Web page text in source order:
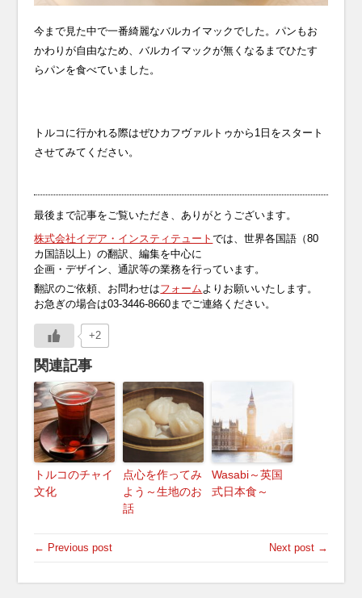
今まで見た中で一番綺麗なバルカイマックでした。パンもお
かわりが自由なため、バルカイマックが無くなるまでひたす
らパンを食べていました。
トルコに行かれる際はぜひカフヴァルトゥから1日をスタート
させてみてください。
最後まで記事をご覧いただき、ありがとうございます。
株式会社イデア・インスティテュートでは、世界各国語（80
カ国語以上）の翻訳、編集を中心に
企画・デザイン、通訳等の業務を行っています。
翻訳のご依頼、お問わせはフォームよりお願いいたします。
お急ぎの場合は03-3446-8660までご連絡ください。
+2
関連記事
トルコのチャイ
文化
点心を作ってみ
よう～生地のお
話
Wasabi～英国
式日本食～
← Previous post Next post →